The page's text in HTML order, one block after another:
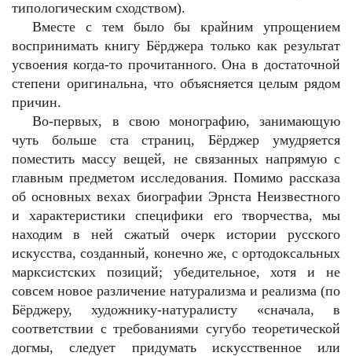
типологическим сходством).
Вместе с тем было бы крайним упрощением
воспринимать книгу Бёрджера только как результат
усвоения когда-то прочитанного. Она в достаточной
степени оригинальна, что объясняется целым рядом
причин.
Во-первых, в свою монографию, занимающую
чуть больше ста страниц, Бёрджер умудряется
поместить массу вещей, не связанных напрямую с
главным предметом исследования. Помимо рассказа
об основных вехах биографии Эрнста Неизвестного
и характеристики специфики его творчества, мы
находим в ней сжатый очерк истории русского
искусства, созданный, конечно же, с ортодоксальных
марксистских позиций; убедительное, хотя и не
совсем новое различение натурализма и реализма (по
Бёрджеру, художнику-натуралисту «сначала, в
соответствии с требованиями сугубо теоретической
догмы, следует придумать искусственное или